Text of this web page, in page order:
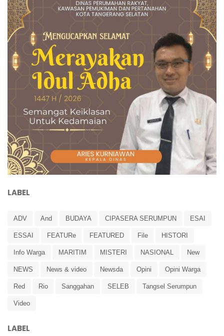
LABEL
ADV And BUDAYA CIPASERA SERUMPUN ESAI
ESSAI FEATURe FEATURED File HISTORI
Info Warga MARITIM MISTERI NASIONAL New
NEWS News & video Newsda Opini Opini Warga
Red Rio Sanggahan SELEB Tangsel Serumpun
Video
LABEL